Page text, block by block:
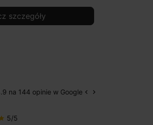
szczegóły
na 144 opinie w Google Poprzedni
keyboard_arrow_left Następny
keyboard_arrow_right
5/5